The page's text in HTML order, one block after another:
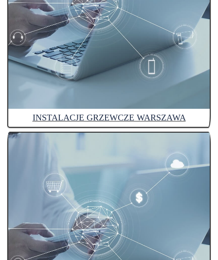
INSTALACJE GRZEWCZE WARSZAWA